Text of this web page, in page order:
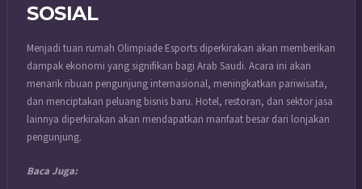
SOSIAL
Menjadi tuan rumah Olimpiade Esports diperkirakan akan memberikan
dampak ekonomi yang signifikan bagi Arab Saudi. Acara ini akan
menarik ribuan pengunjung internasional, meningkatkan pariwisata,
dan menciptakan peluang bisnis baru. Hotel, restoran, dan sektor jasa
lainnya diperkirakan akan mendapatkan manfaat besar dari lonjakan
pengunjung.
Baca Juga: